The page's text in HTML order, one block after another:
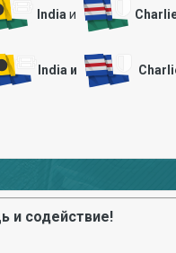
ndiaи
India и
и содействие!